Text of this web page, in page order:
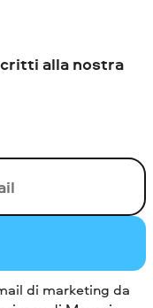
alla nostra
di marketing da